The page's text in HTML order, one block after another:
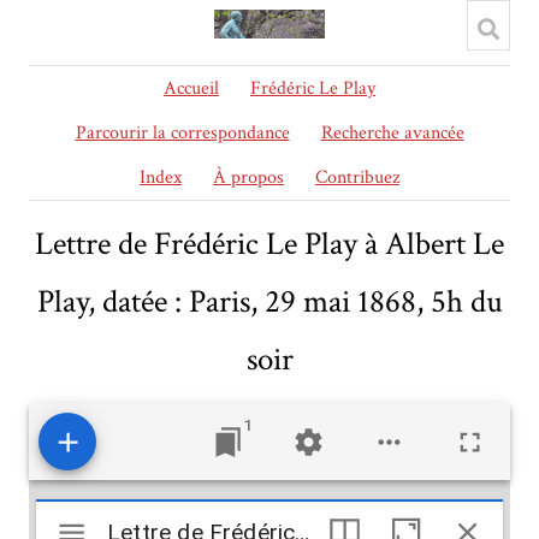
Accueil
Frédéric Le Play
Parcourir la correspondance
Recherche avancée
Index
À propos Contribuez
Lettre de Frédéric Le Play à Albert Le
Play, datée : Paris, 29 mai 1868, 5h du
soir
1
Mirador
Lettre de Frédéric Le Play à Albert Le Play, datée : Paris, 29 mai 1868, 5h du soir